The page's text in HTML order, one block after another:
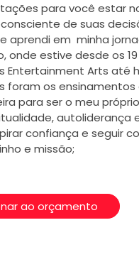
para você estar
de suas
aprendi em minha
onde estive desde os
Entertainment Arts até
foram os
para ser o meu
confiança e seguir
e missão;
ao orçamento